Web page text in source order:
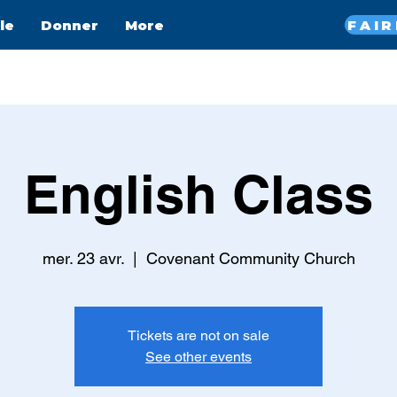
Donner More
English Class
mer. 23 avr.
  |
Covenant Community Church
Tickets are not on sale
See other events